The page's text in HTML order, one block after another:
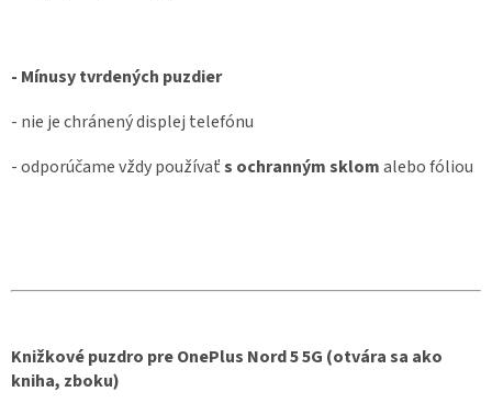
- Mínusy tvrdených puzdier
- nie je chránený displej telefónu
- odporúčame vždy používaťs ochranným sklomalebo fóliou
Knižkové puzdro pre OnePlus Nord 5 5G (otvára sa ako
kniha, zboku)